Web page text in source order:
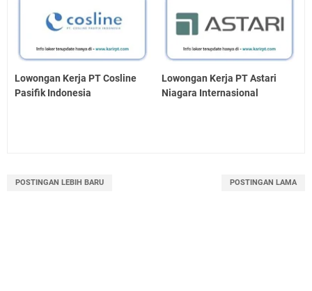
Lowongan Kerja PT Cosline
Pasifik Indonesia
Lowongan Kerja PT Astari
Niagara Internasional
POSTINGAN LEBIH BARU POSTINGAN LAMA